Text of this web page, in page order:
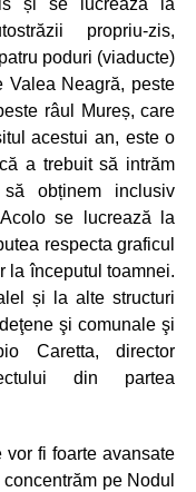
și se lucrează la
propriu-zis,
poduri (viaducte)
Valea Neagră, peste
râul Mureș, care
acestui an, este o
a trebuit să intrăm
obținem inclusiv
se lucrează la
respecta graficul
la începutul toamnei.
și la alte structuri
şi comunale şi
Caretta, director
din partea
vor fi foarte avansate
pe Nodul